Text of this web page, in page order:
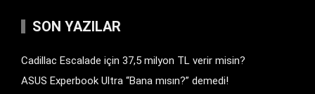
SON YAZILAR
Cadillac Escalade için 37,5 milyon TL verir misin?
ASUS Experbook Ultra “Bana mısın?” demedi!